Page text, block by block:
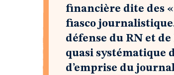
financière dite des
fiasco
défense du RN et
quasi systématique
d’emprise du